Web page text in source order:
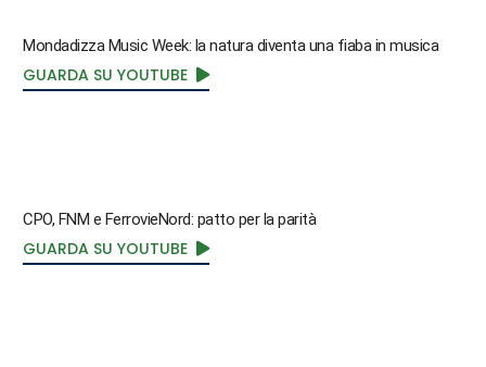
Mondadizza Music Week: la natura diventa una fiaba in musica
GUARDA SU YOUTUBE
CPO, FNM e FerrovieNord: patto per la parità
GUARDA SU YOUTUBE